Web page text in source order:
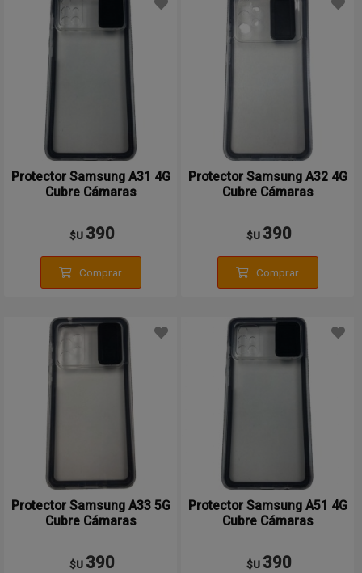
Protector Samsung A31 4G
Cubre Cámaras
$U 390
Comprar
Protector Samsung A32 4G
Cubre Cámaras
$U 390
Comprar
Protector Samsung A33 5G
Cubre Cámaras
$U 390
Protector Samsung A51 4G
Cubre Cámaras
$U 390